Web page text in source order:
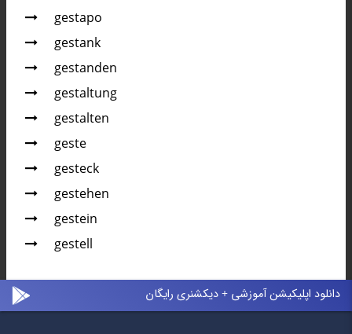
gestapo
gestank
gestanden
gestaltung
gestalten
geste
gesteck
gestehen
gestein
gestell
دانلود اپلیکیشن آموزشی + دیکشنری رایگان